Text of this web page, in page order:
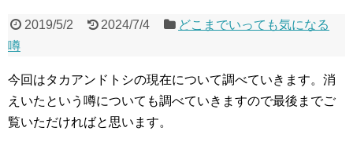
2019/5/2 2024/7/4
どこまでいっても気になる
噂
今回はタカアンドトシの現在について調べていきます。消
えいたという噂についても調べていきますので最後までご
覧いただければと思います。